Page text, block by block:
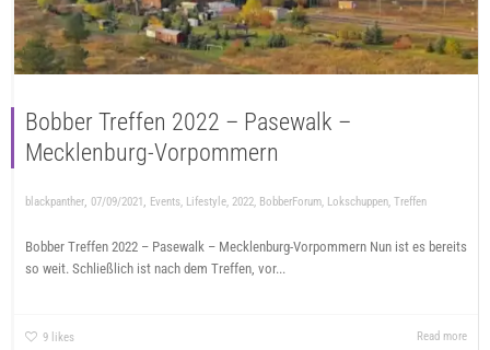
Bobber Treffen 2022 – Pasewalk –
Mecklenburg-Vorpommern
blackpanther, 07/09/2021, Events, Lifestyle, 2022, BobberForum, Lokschuppen, Treffen
Bobber Treffen 2022 – Pasewalk – Mecklenburg-Vorpommern Nun ist es bereits
so weit. Schließlich ist nach dem Treffen, vor...
9 likes Read more